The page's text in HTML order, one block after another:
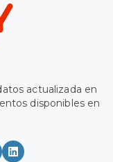
actualizada en
disponibles en